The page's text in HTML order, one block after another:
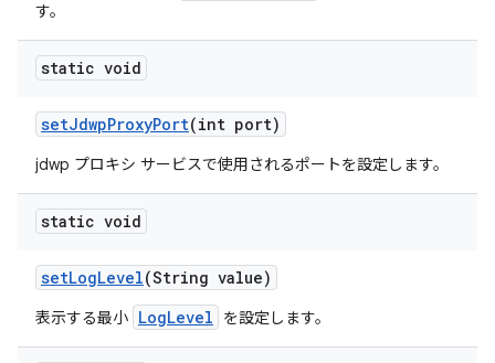
す。
static void
setJdwpProxyPort(int port)
jdwp プロキシ サービスで使用されるポートを設定します。
static void
setLogLevel(String value)
表示する最小 LogLevel を設定します。